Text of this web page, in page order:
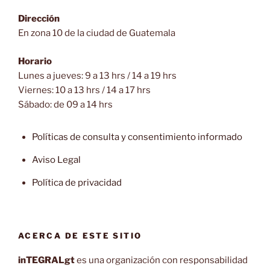
Dirección
En zona 10 de la ciudad de Guatemala
Horario
Lunes a jueves: 9 a 13 hrs / 14 a 19 hrs
Viernes: 10 a 13 hrs / 14 a 17 hrs
Sábado: de 09 a 14 hrs
Políticas de consulta y consentimiento informado
Aviso Legal
Política de privacidad
ACERCA DE ESTE SITIO
inTEGRALgtes una organización con responsabilidad